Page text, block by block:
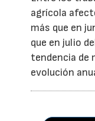
agrícola
más que en
que en julio
tendencia de
evolución